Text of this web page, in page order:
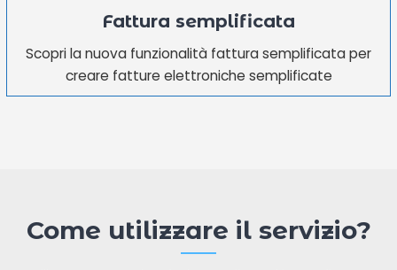
Fattura semplificata
Scopri la nuova funzionalità fattura semplificata per
creare fatture elettroniche semplificate
Come utilizzare il servizio?